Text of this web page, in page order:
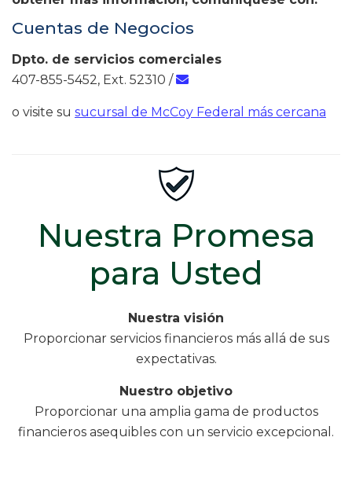
Cuentas de Negocios
Dpto. de servicios comerciales
407-855-5452, Ext. 52310 /
o visite su sucursal de McCoy Federal más cercana
Nuestra Promesa
para Usted
Nuestra visión
Proporcionar servicios financieros más allá de sus
expectativas.
Nuestro objetivo
Proporcionar una amplia gama de productos
financieros asequibles con un servicio excepcional.